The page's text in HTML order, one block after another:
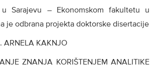
Sarajevu – Ekonomskom fakultetu u
je odbrana projekta doktorske disertacije
ARNELA KAKNJO
ZNANJA KORIŠTENJEM ANALITIKE